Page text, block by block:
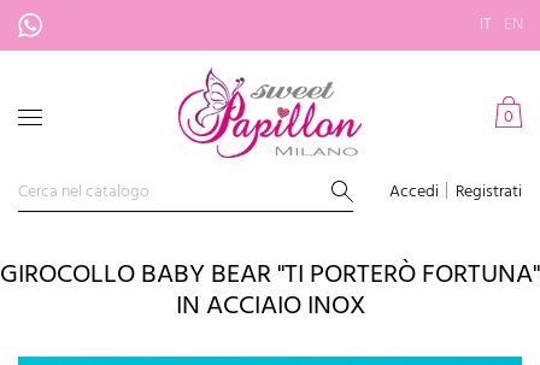
IT EN
0
Accedi Registrati
GIROCOLLO BABY BEAR "TI PORTERÒ FORTUNA"
IN ACCIAIO INOX